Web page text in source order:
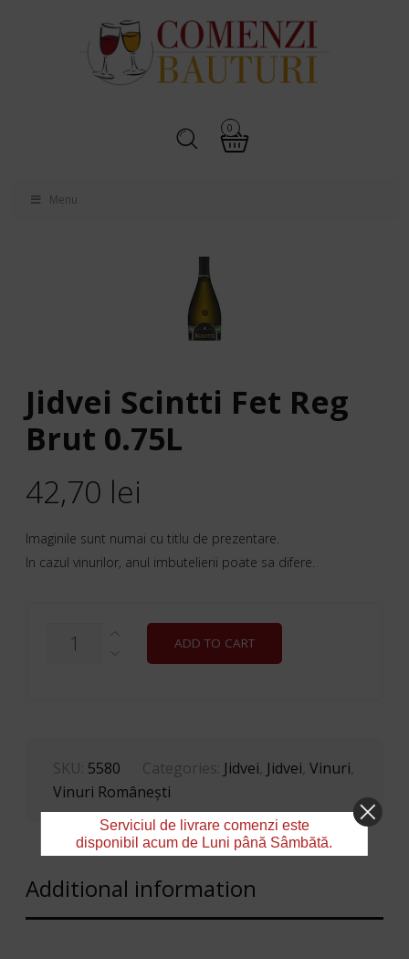
0
Menu
Jidvei Scintti Fet Reg
Brut 0.75L
42,70 lei
Imaginile sunt numai cu titlu de prezentare.
In cazul vinurilor, anul imbutelierii poate sa difere.
SCINTTI
ADD TO CART
SKU: 5580 Categories: Jidvei Jidvei ,Vinuri
Vinuri Româneşti
Additional information
Serviciul de livrare comenzi este
disponibil acum de Luni până Sâmbătă.